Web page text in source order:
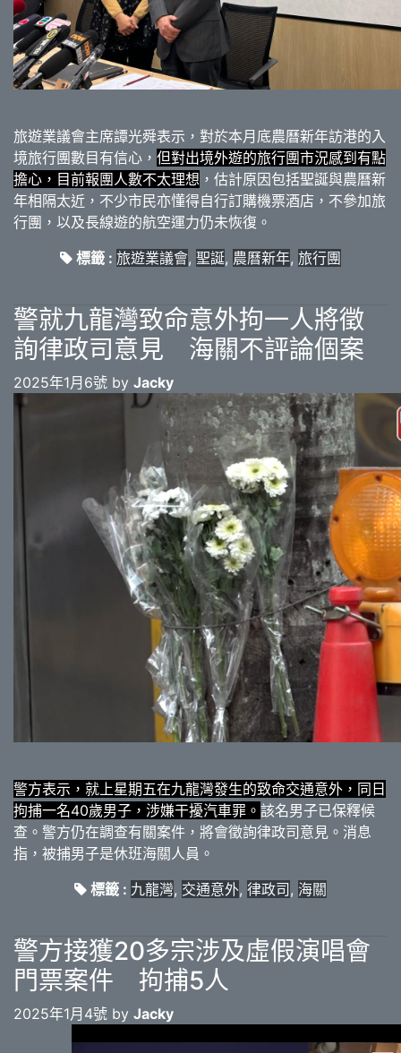
旅遊業議會主席譚光舜表示，對於本月底農曆新年訪港的入
境旅行團數目有信心， 但對出境外遊的旅行團市況感到有點
擔心，目前報團人數不太理想 ，估計原因包括聖誕與農曆新
年相隔太近，不少市民亦懂得自行訂購機票酒店，不參加旅
行團，以及長線遊的航空運力仍未恢復。
標籤 : 旅遊業議會, 聖誕, 農曆新年, 旅行團
警就九龍灣致命意外拘一人將徵
詢律政司意見 海關不評論個案
2025年1月6號 by Jacky
警方表示，就上星期五在九龍灣發生的致命交通意外，同日
拘捕一名40歲男子，涉嫌干擾汽車罪。 該名男子已保釋候
查。警方仍在調查有關案件，將會徵詢律政司意見。消息
指，被捕男子是休班海關人員。
標籤 : 九龍灣, 交通意外, 律政司 , 海關
警方接獲20多宗涉及虛假演唱會
門票案件 拘捕5人
2025年1月4號 by Jacky